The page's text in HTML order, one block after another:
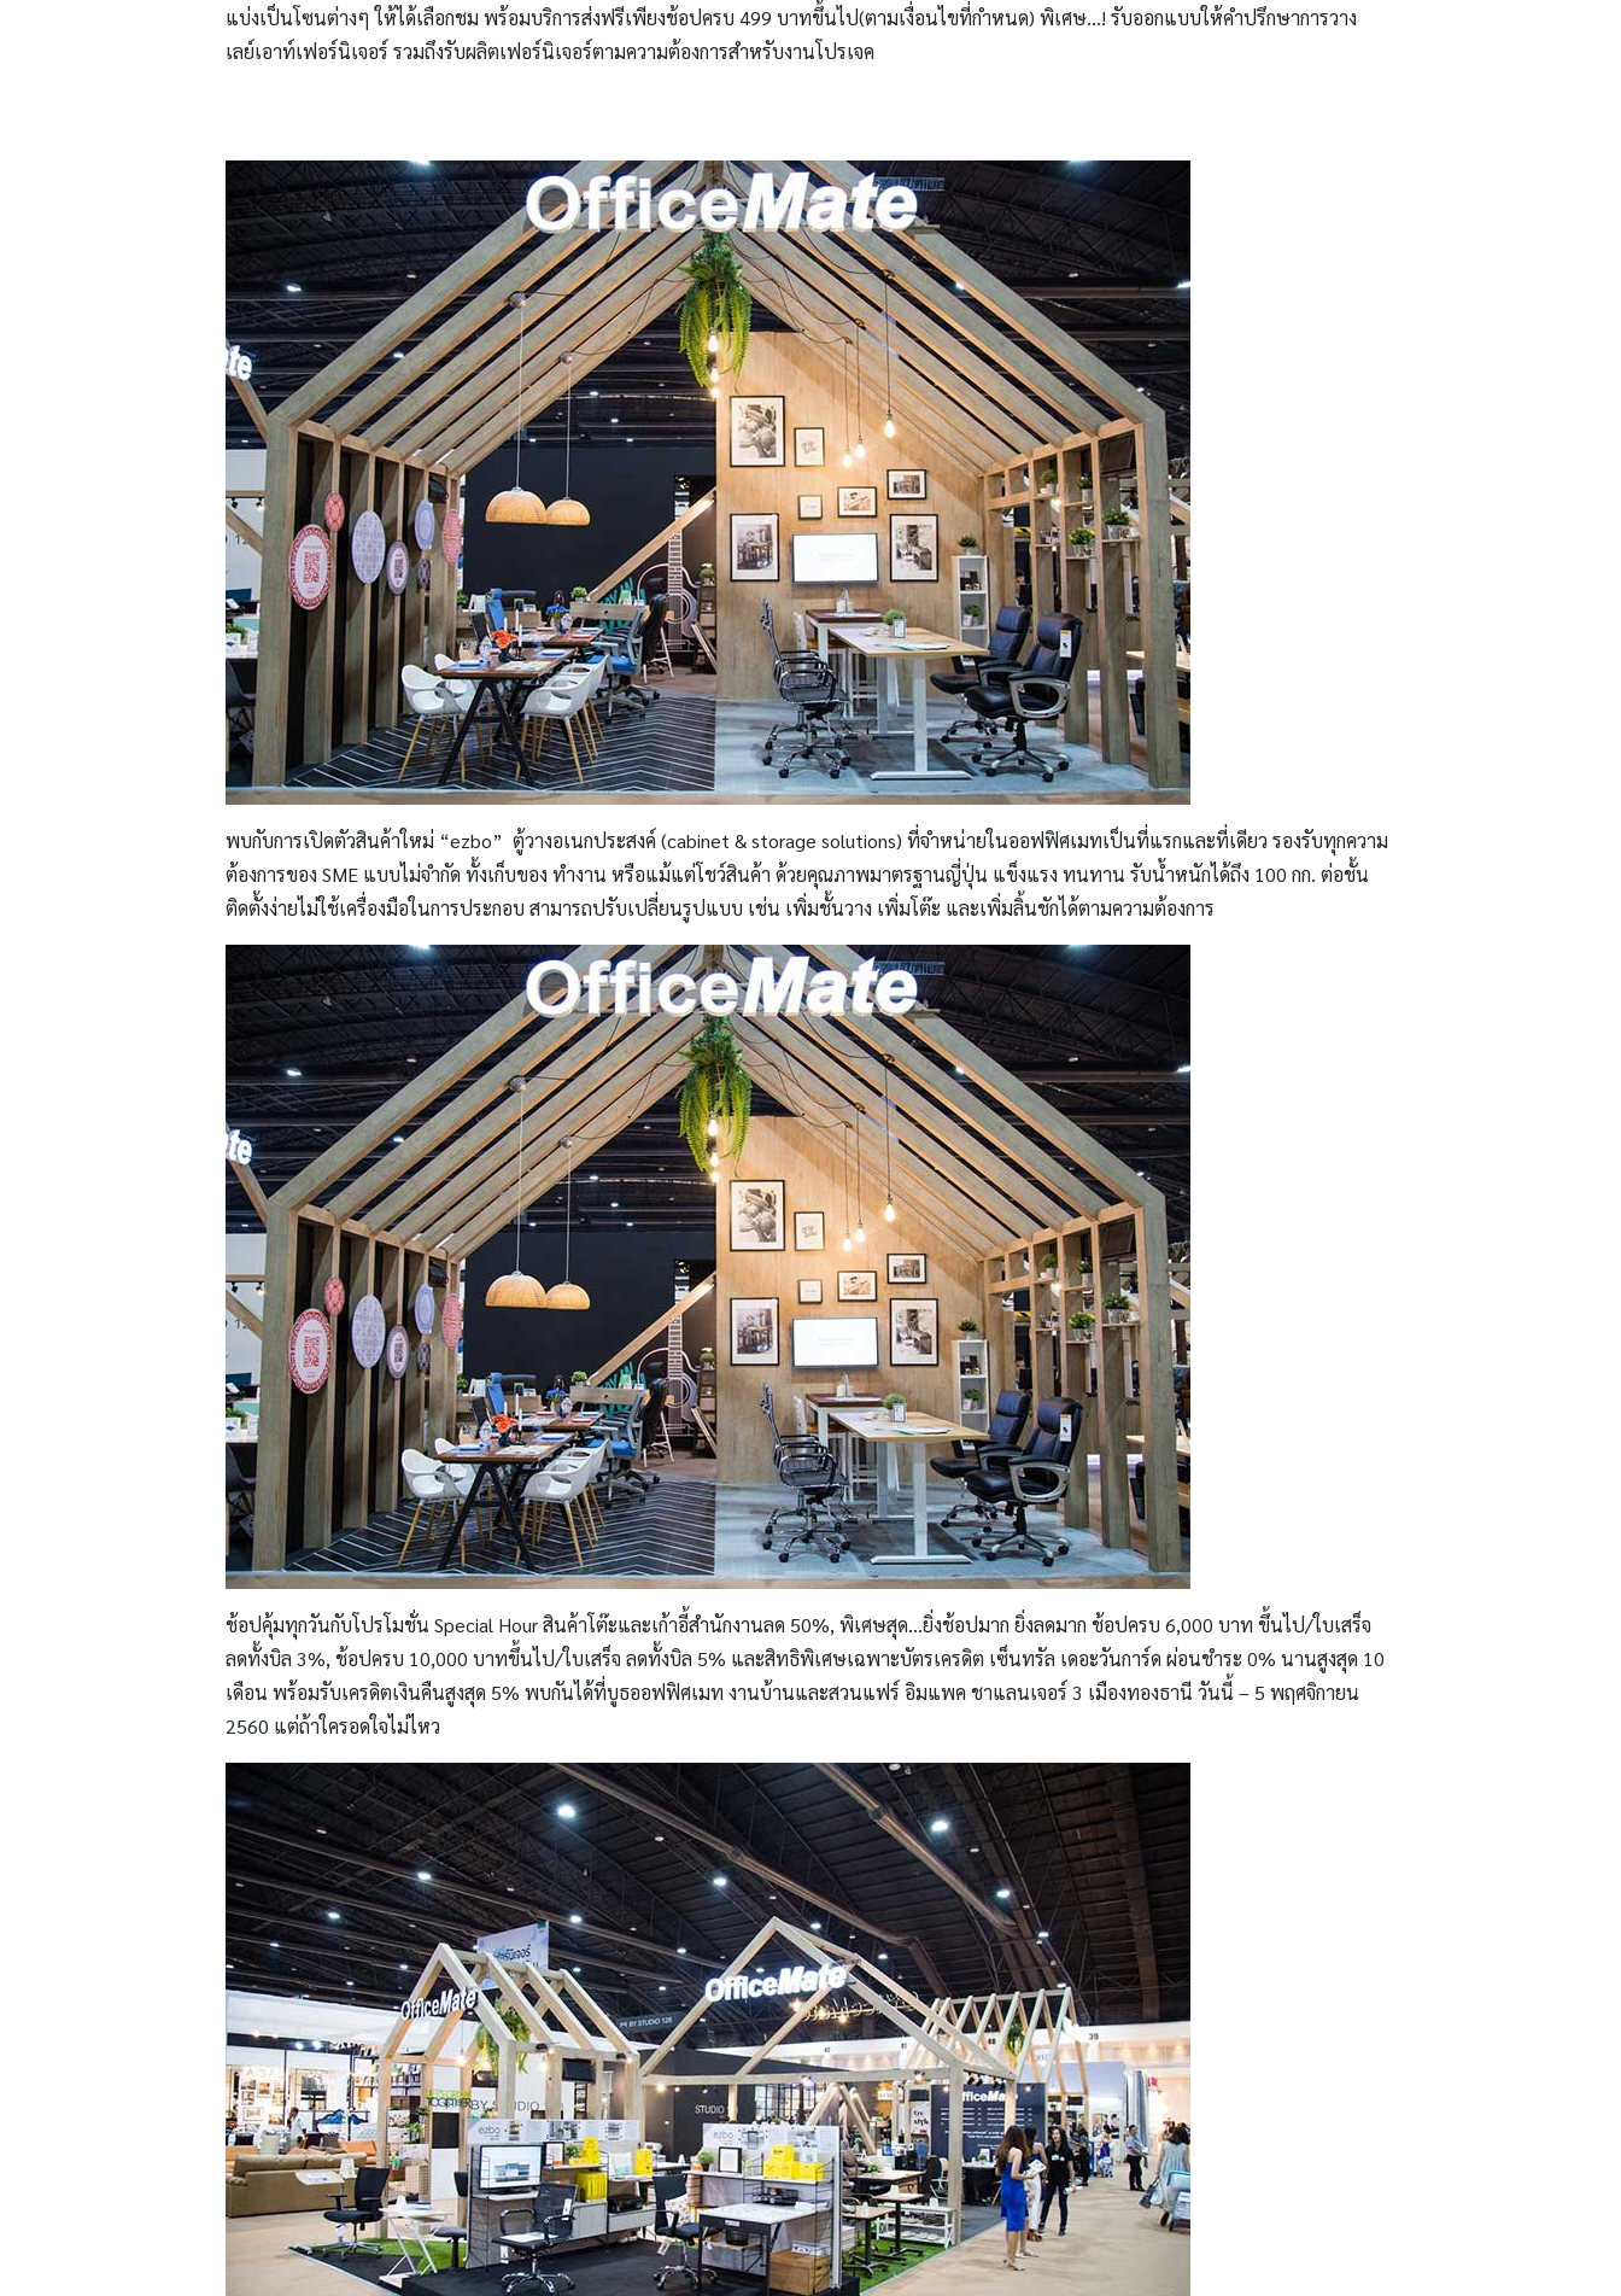
แบ่งเป็นโซนต่างๆ ให้ได้เลือกชม พร้อมบริการส่งฟรีเพียงช้อปครบ 499 บาทขึ้นไป(ตามเงื่อนไขที่กำหนด) พิเศษ…! รับออกแบบให้คำปรึกษาการวาง
เลย์เอาท์เฟอร์นิเจอร์ รวมถึงรับผลิตเฟอร์นิเจอร์ตามความต้องการสำหรับงานโปรเจค
พบกับการเปิดตัวสินค้าใหม่ “ezbo” ตู้วางอเนกประสงค์ (cabinet & storage solutions) ที่จำหน่ายในออฟฟิศเมทเป็นที่แรกและที่เดียว รองรับทุกความ
ต้องการของ SME แบบไม่จำกัด ทั้งเก็บของ ทำงาน หรือแม้แต่โชว์สินค้า ด้วยคุณภาพมาตรฐานญี่ปุ่น แข็งแรง ทนทาน รับน้ำหนักได้ถึง 100 กก. ต่อชั้น
ติดตั้งง่ายไม่ใช้เครื่องมือในการประกอบ สามารถปรับเปลี่ยนรูปแบบ เช่น เพิ่มชั้นวาง เพิ่มโต๊ะ และเพิ่มลิ้นชักได้ตามความต้องการ
ช้อปคุ้มทุกวันกับโปรโมชั่น Special Hour สินค้าโต๊ะและเก้าอี้สำนักงานลด 50%, พิเศษสุด…ยิ่งช้อปมาก ยิ่งลดมาก ช้อปครบ 6,000 บาท ขึ้นไป/ใบเสร็จ
ลดทั้งบิล 3%, ช้อปครบ 10,000 บาทขึ้นไป/ใบเสร็จ ลดทั้งบิล 5% และสิทธิพิเศษเฉพาะบัตรเครดิต เซ็นทรัล เดอะวันการ์ด ผ่อนชำระ 0% นานสูงสุด 10
เดือน พร้อมรับเครดิตเงินคืนสูงสุด 5% พบกันได้ที่บูธออฟฟิศเมท งานบ้านและสวนแฟร์ อิมแพค ชาแลนเจอร์ 3 เมืองทองธานี วันนี้ – 5 พฤศจิกายน
2560 แต่ถ้าใครอดใจไม่ไหว